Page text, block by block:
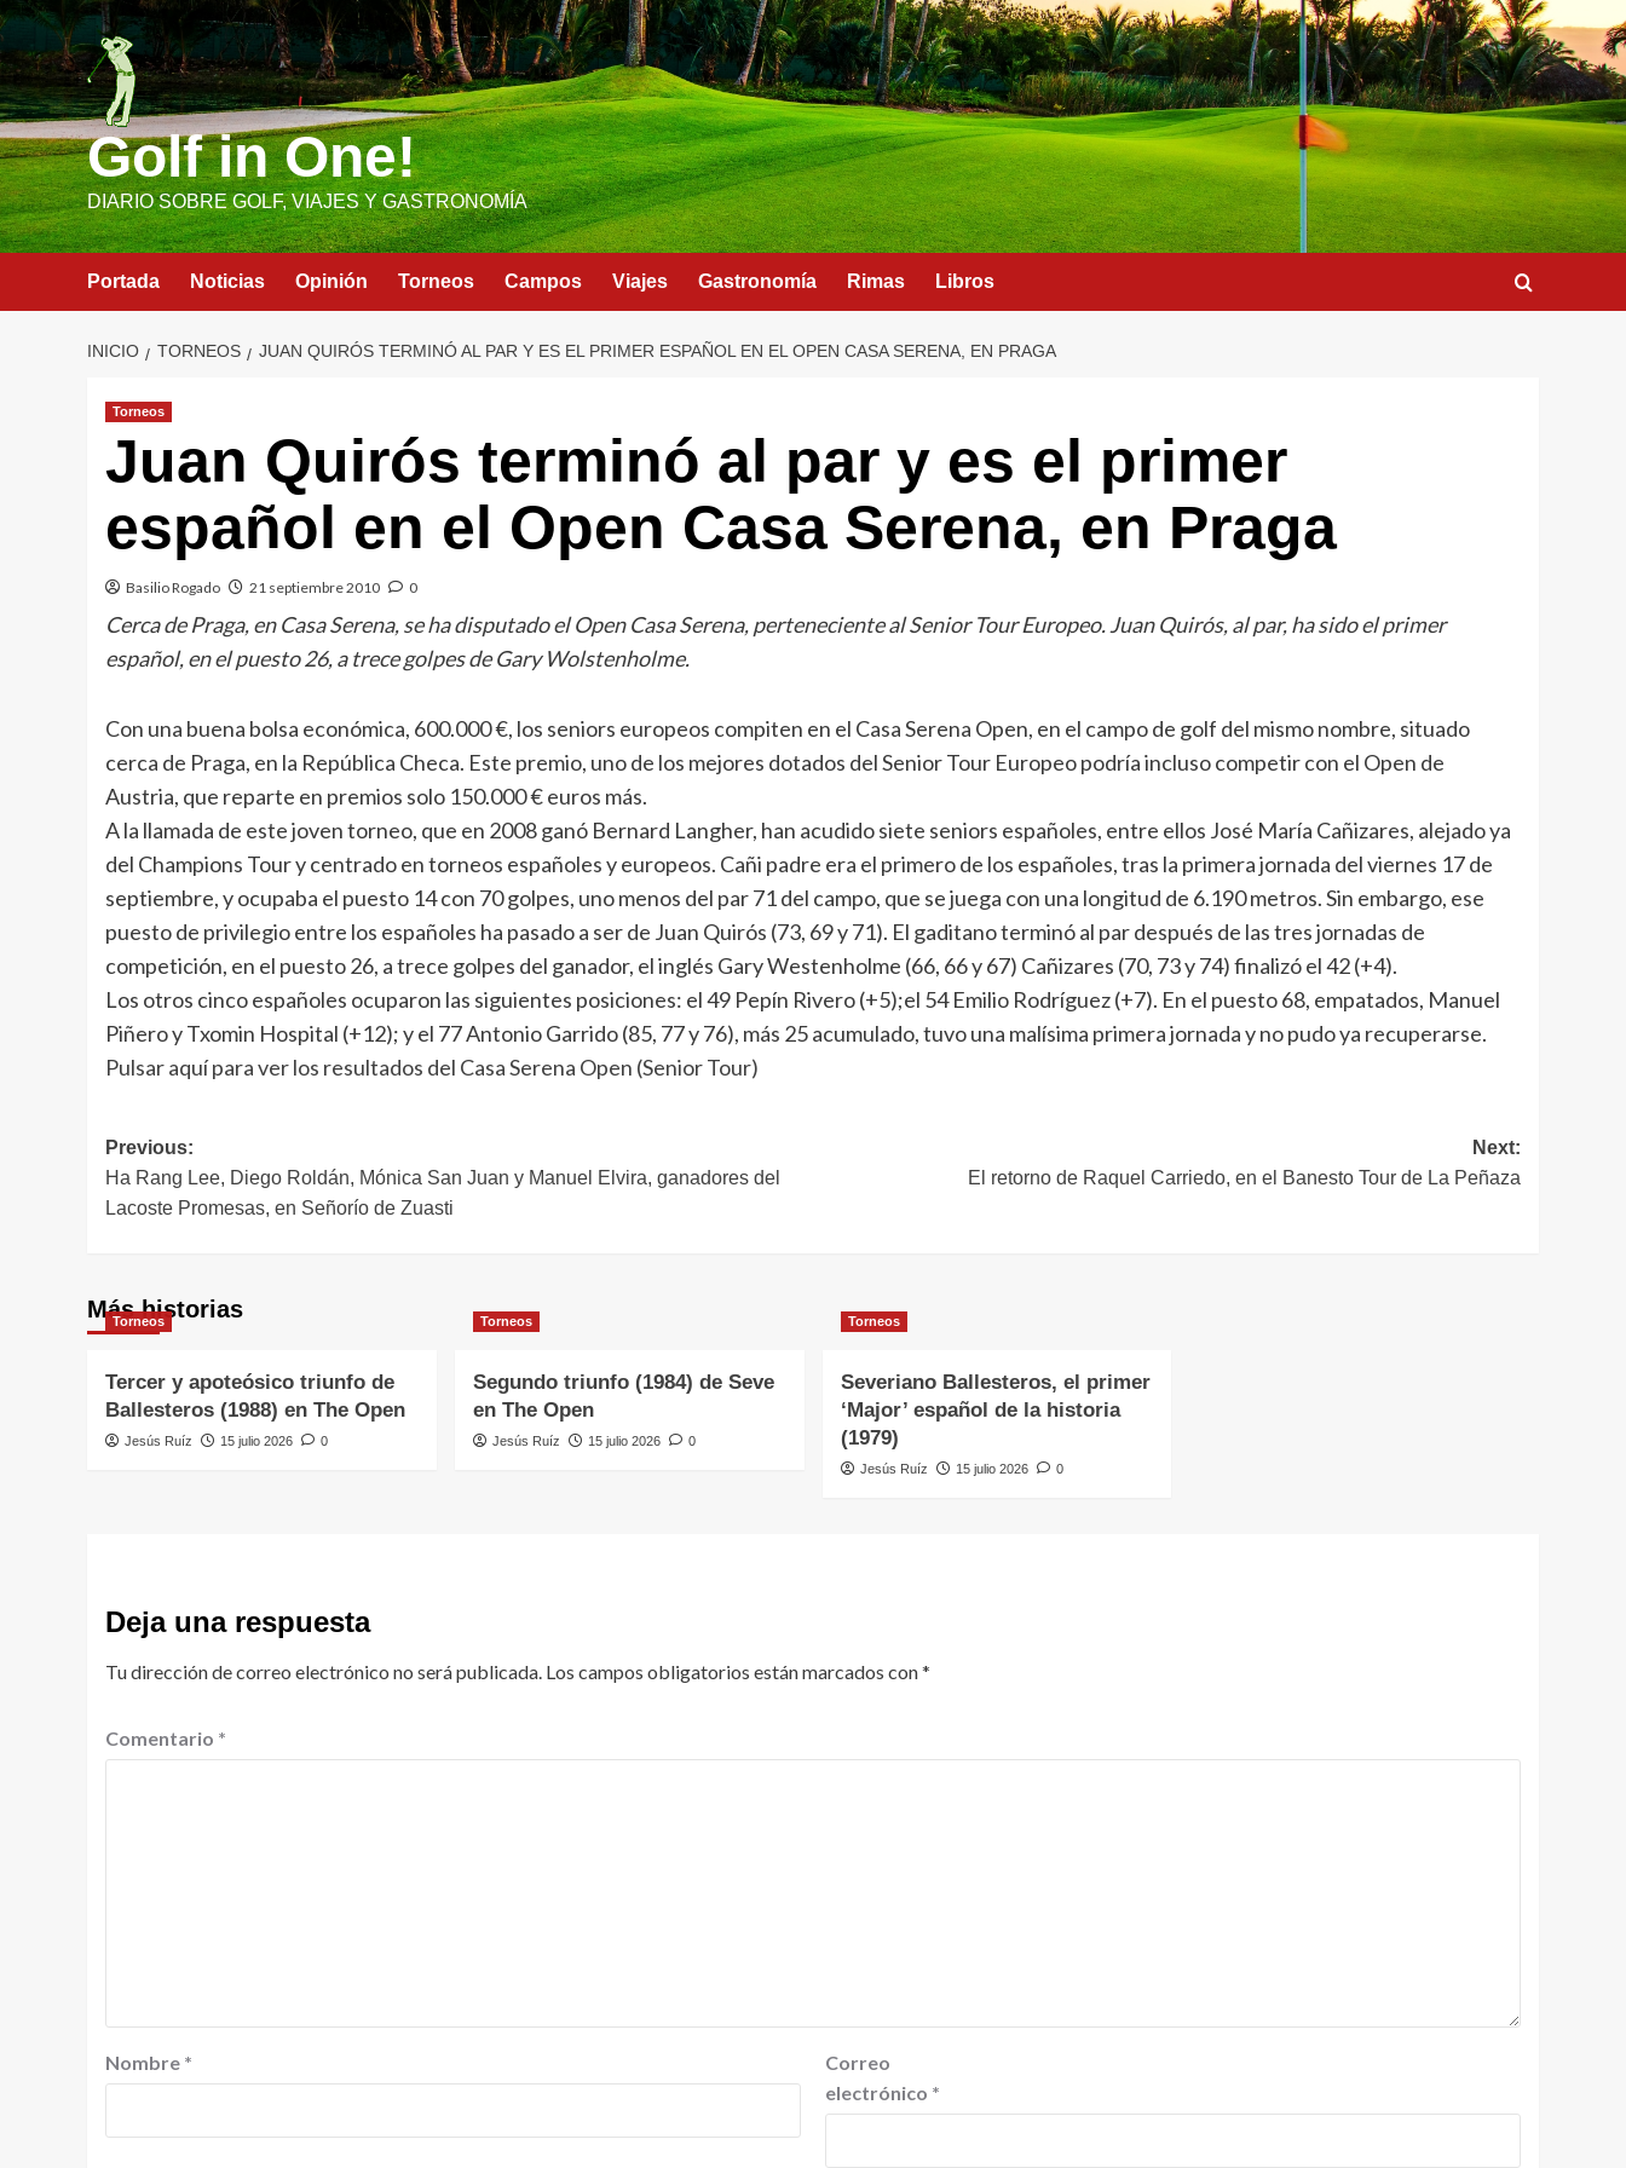
Saltar
al
contenido
Golf in One!
DIARIO SOBRE GOLF, VIAJES Y GASTRONOMÍA
Portada Noticias Opinión Torneos Campos Viajes Gastronomía Rimas Libros
INICIO TORNEOS JUAN QUIRÓS TERMINÓ AL PAR Y ES EL PRIMER ESPAÑOL EN EL OPEN CASA SERENA, EN PRAGA
Torneos
Juan Quirós terminó al par y es el primer
español en el Open Casa Serena, en Praga
Basilio Rogado 21 septiembre 2010 0
Cerca de Praga, en Casa Serena, se ha disputado el Open Casa Serena, perteneciente al Senior Tour Europeo. Juan Quirós, al par, ha sido el primer
español, en el puesto 26, a trece golpes de Gary Wolstenholme.
Con una buena bolsa económica, 600.000 €, los seniors europeos compiten en el Casa Serena Open, en el campo de golf del mismo nombre, situado
cerca de Praga, en la República Checa. Este premio, uno de los mejores dotados del Senior Tour Europeo podría incluso competir con el Open de
Austria, que reparte en premios solo 150.000 € euros más.
A la llamada de este joven torneo, que en 2008 ganó Bernard Langher, han acudido siete seniors españoles, entre ellos José María Cañizares, alejado ya
del Champions Tour y centrado en torneos españoles y europeos. Cañi padre era el primero de los españoles, tras la primera jornada del viernes 17 de
septiembre, y ocupaba el puesto 14 con 70 golpes, uno menos del par 71 del campo, que se juega con una longitud de 6.190 metros. Sin embargo, ese
puesto de privilegio entre los españoles ha pasado a ser de Juan Quirós (73, 69 y 71). El gaditano terminó al par después de las tres jornadas de
competición, en el puesto 26, a trece golpes del ganador, el inglés Gary Westenholme (66, 66 y 67) Cañizares (70, 73 y 74) finalizó el 42 (+4).
Los otros cinco españoles ocuparon las siguientes posiciones: el 49 Pepín Rivero (+5);el 54 Emilio Rodríguez (+7). En el puesto 68, empatados, Manuel
Piñero y Txomin Hospital (+12); y el 77 Antonio Garrido (85, 77 y 76), más 25 acumulado, tuvo una malísima primera jornada y no pudo ya recuperarse.
Pulsar aquí para ver los resultados del Casa Serena Open (Senior Tour)
Navegación
de
Previous:
Ha Rang Lee, Diego Roldán, Mónica San Juan y Manuel Elvira, ganadores del
Lacoste Promesas, en Señorío de Zuasti
Next:
El retorno de Raquel Carriedo, en el Banesto Tour de La Peñaza
Más historias
Torneos
Tercer y apoteósico triunfo de
Ballesteros (1988) en The Open
Jesús Ruíz 15 julio 2026 0
Torneos
Segundo triunfo (1984) de Seve
en The Open
Jesús Ruíz 15 julio 2026 0
Torneos
Severiano Ballesteros, el primer
‘Major’ español de la historia
(1979)
Jesús Ruíz 15 julio 2026 0
Deja una respuesta
Tu dirección de correo electrónico no será publicada. Los campos obligatorios están marcados con*
Comentario *
Nombre *
Correo
electrónico *